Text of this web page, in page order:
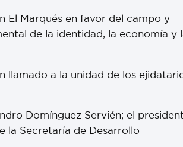
El Marqués en favor del campo y
de la identidad, la economía y
llamado a la unidad de los
Domínguez Servién; el
la Secretaría de Desarrollo